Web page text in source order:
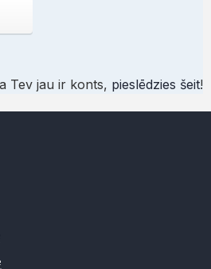
Tev jau ir konts, pieslēdzies šeit!